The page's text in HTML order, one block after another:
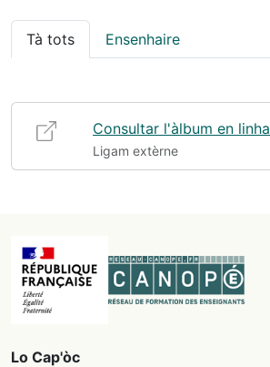
Tà tots Ensenhaire
Consultar l'àlbum en linha
Ligam extèrne
Lo Cap'òc